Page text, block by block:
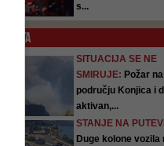
s...
SATA
SITUACIJA SE NE
SMIRUJE: Požar na
području Konjica i
aktivan,...
STANJE NA
Duge kolone vozila